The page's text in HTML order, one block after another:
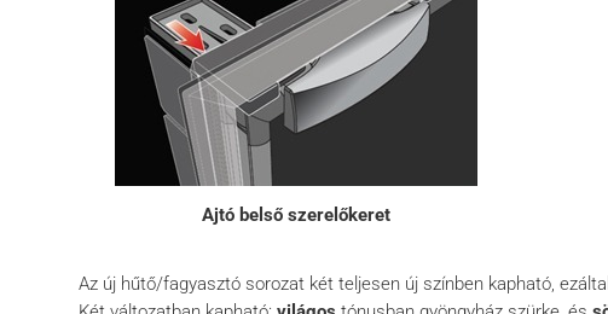
Ajtó belső szerelőkeret
Az új hűtő/fagyasztó sorozat két teljesen új színben kapható,